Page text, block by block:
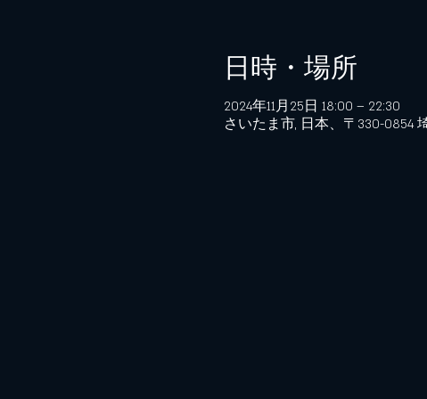
日時・場所
2024年11月25日 18:00 – 22:30
さいたま市, 日本、〒330-0854